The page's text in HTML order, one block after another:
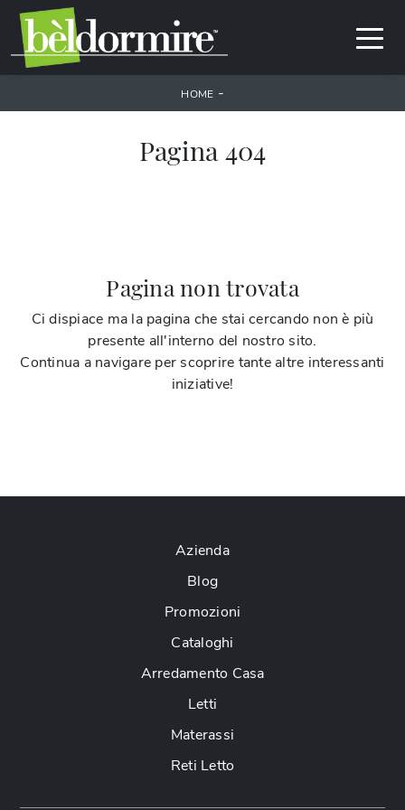
HOME -
Pagina 404
Pagina non trovata
Ci dispiace ma la pagina che stai cercando non è più
presente all'interno del nostro sito.
Continua a navigare per scoprire tante altre interessanti
iniziative!
Azienda
Blog
Promozioni
Cataloghi
Arredamento Casa
Letti
Materassi
Reti Letto